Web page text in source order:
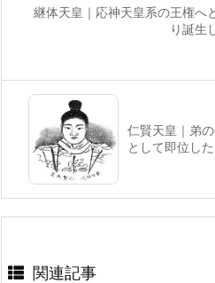
継体天皇｜応神天皇系の王権へ
り誕生
仁賢天皇｜弟
として即位し
関連記事